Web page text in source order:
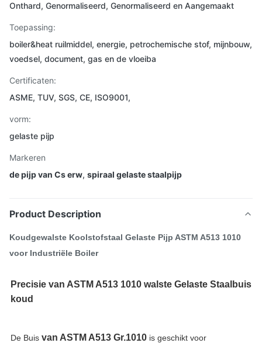
Onthard, Genormaliseerd, Genormaliseerd en Aangemaakt
Toepassing:
boiler&heat ruilmiddel, energie, petrochemische stof, mijnbouw,
voedsel, document, gas en de vloeiba
Certificaten:
ASME, TUV, SGS, CE, ISO9001,
vorm:
gelaste pijp
Markeren
de pijp van Cs erw, spiraal gelaste staalpijp
Product Description
Koudgewalste Koolstofstaal Gelaste Pijp ASTM A513 1010
voor Industriële Boiler
Precisie van ASTM A513 1010 walste Gelaste Staalbuis
koud
De Buis van ASTM A513 Gr.1010 is geschikt voor